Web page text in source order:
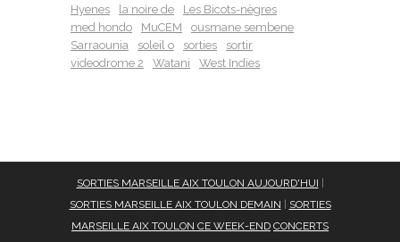
Hyenes
la noire de
Les Bicots-nègres
med hondo
MuCEM
ousmane sembene
Sarraounia
soleil o sorties
sortir
videodrome 2
Watani West Indies
SORTIES MARSEILLE AIX TOULON AUJOURD'HUI
SORTIES MARSEILLE AIX TOULON DEMAIN
SORTIES
MARSEILLE AIX TOULON CE WEEK-END CONCERTS